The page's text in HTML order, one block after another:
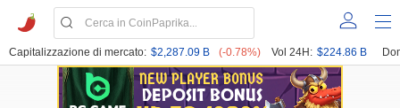
Capitalizzazione di mercato: $2,287.09 B (-0.78%) Vol 24H: $224.86 B